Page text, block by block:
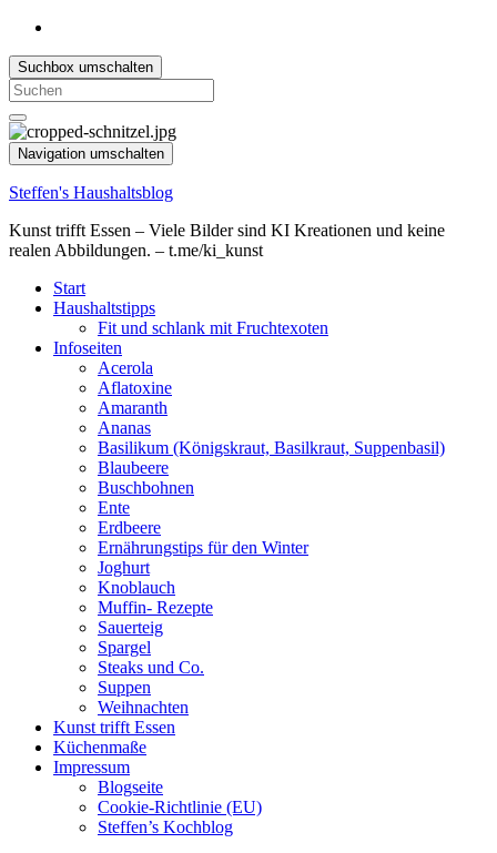
Suchbox umschalten
Search
for:
Navigation umschalten
Steffen's Haushaltsblog
Kunst trifft Essen – Viele Bilder sind KI Kreationen und keine
realen Abbildungen. – t.me/ki_kunst
Start
Haushaltstipps
Fit und schlank mit Fruchtexoten
Infoseiten
Acerola
Aflatoxine
Amaranth
Ananas
Basilikum (Königskraut, Basilkraut, Suppenbasil)
Blaubeere
Buschbohnen
Ente
Erdbeere
Ernährungstips für den Winter
Joghurt
Knoblauch
Muffin- Rezepte
Sauerteig
Spargel
Steaks und Co.
Suppen
Weihnachten
Kunst trifft Essen
Küchenmaße
Impressum
Blogseite
Cookie-Richtlinie (EU)
Steffen’s Kochblog